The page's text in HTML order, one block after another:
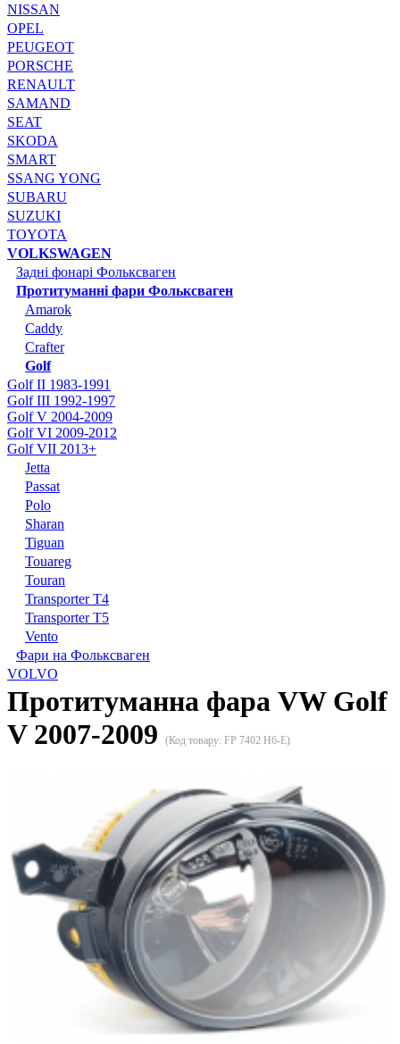
NISSAN
OPEL
PEUGEOT
PORSCHE
RENAULT
SAMAND
SEAT
SKODA
SMART
SSANG YONG
SUBARU
SUZUKI
TOYOTA
VOLKSWAGEN
Задні фонарі Фольксваген
Протитуманні фари Фольксваген
Amarok
Caddy
Crafter
Golf
Golf II 1983-1991
Golf III 1992-1997
Golf V 2004-2009
Golf VI 2009-2012
Golf VII 2013+
Jetta
Passat
Polo
Sharan
Tiguan
Touareg
Touran
Transporter T4
Transporter T5
Vento
Фари на Фольксваген
VOLVO
Протитуманна фара VW Golf
V 2007-2009
(Код товару: FP 7402 H6-E)